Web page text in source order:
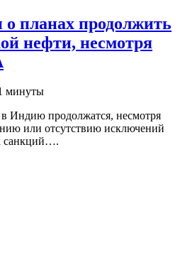
планах продолжить
нефти, несмотря
минуты
Индию продолжатся, несмотря
или отсутствию исключений
санкций….